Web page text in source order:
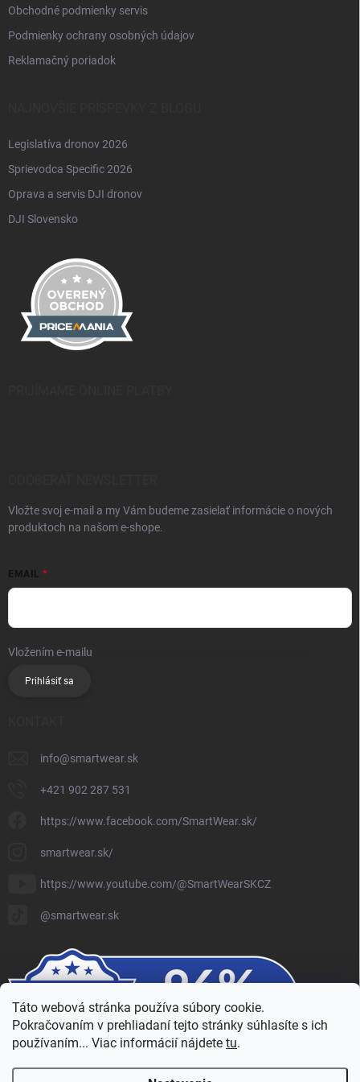
Táto webová stránka používa súbory cookie.
Pokračovaním v prehliadaní tejto stránky súhlasíte s ich
používaním... Viac informácií nájdete tu.
Obchodné podmienky servis
Podmienky ochrany osobných údajov
Reklamačný poriadok
Legislatíva dronov 2026
Sprievodca Specific 2026
Oprava a servis DJI dronov
DJI Slovensko
Vložte svoj e-mail a my Vám budeme zasielať informácie o nových
produktoch na našom e-shope.
EMAIL
Vložením e-mailu
Prihlásiť sa
info@smartwear.sk
+421 902 287 531
https://www.facebook.com/SmartWear.sk/
smartwear.sk/
https://www.youtube.com/@SmartWearSKCZ
@smartwear.sk